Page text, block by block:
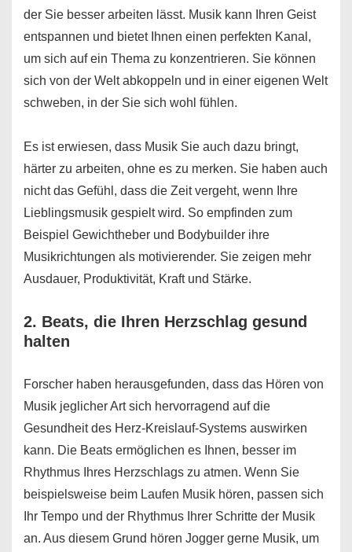
der Sie besser arbeiten lässt. Musik kann Ihren Geist
entspannen und bietet Ihnen einen perfekten Kanal,
um sich auf ein Thema zu konzentrieren. Sie können
sich von der Welt abkoppeln und in einer eigenen Welt
schweben, in der Sie sich wohl fühlen.
Es ist erwiesen, dass Musik Sie auch dazu bringt,
härter zu arbeiten, ohne es zu merken. Sie haben auch
nicht das Gefühl, dass die Zeit vergeht, wenn Ihre
Lieblingsmusik gespielt wird. So empfinden zum
Beispiel Gewichtheber und Bodybuilder ihre
Musikrichtungen als motivierender. Sie zeigen mehr
Ausdauer, Produktivität, Kraft und Stärke.
2. Beats, die Ihren Herzschlag gesund
halten
Forscher haben herausgefunden, dass das Hören von
Musik jeglicher Art sich hervorragend auf die
Gesundheit des Herz-Kreislauf-Systems auswirken
kann. Die Beats ermöglichen es Ihnen, besser im
Rhythmus Ihres Herzschlags zu atmen. Wenn Sie
beispielsweise beim Laufen Musik hören, passen sich
Ihr Tempo und der Rhythmus Ihrer Schritte der Musik
an. Aus diesem Grund hören Jogger gerne Musik, um